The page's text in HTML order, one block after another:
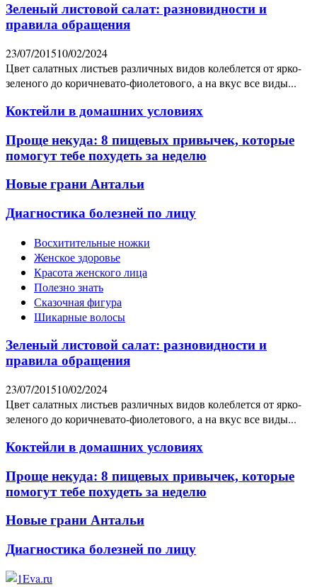
Зеленый листовой салат: разновидности и
правила обращения
23/07/201510/02/2024
Цвет салатных листьев различных видов колеблется от ярко-
зеленого до коричневато-фиолетового, а на вкус все виды...
Коктейли в домашних условиях
Проще некуда: 8 пищевых привычек, которые
помогут тебе похудеть за неделю
Новые грани Антальи
Диагностика болезней по лицу
Восхитительные ножки
Женское здоровье
Красота женского лица
Полезно знать
Сказочная фигура
Шикарные волосы
Зеленый листовой салат: разновидности и
правила обращения
23/07/201510/02/2024
Цвет салатных листьев различных видов колеблется от ярко-
зеленого до коричневато-фиолетового, а на вкус все виды...
Коктейли в домашних условиях
Проще некуда: 8 пищевых привычек, которые
помогут тебе похудеть за неделю
Новые грани Антальи
Диагностика болезней по лицу